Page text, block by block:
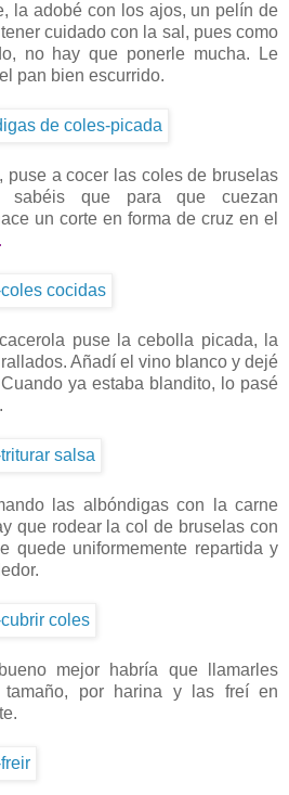
la adobé con los ajos, un pelín de
cuidado con la sal, pues como
no hay que ponerle mucha. Le
pan bien escurrido.
puse a cocer las coles de bruselas
que para que cuezan
un corte en forma de cruz en el
puse la cebolla picada, la
Añadí el vino blanco y dejé
ya estaba blandito, lo pasé
las albóndigas con la carne
que rodear la col de bruselas con
quede uniformemente repartida y
mejor habría que llamarles
tamaño, por harina y las freí en